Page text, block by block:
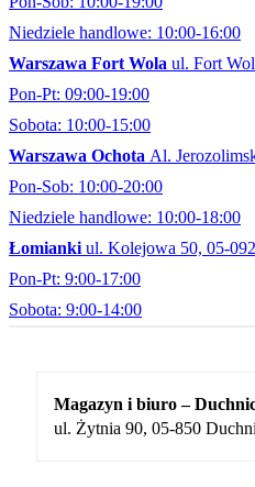
Niedziele handlowe: 10:00-16:00
Warszawa Fort Wola ul. Fort
Pon-Pt: 09:00-19:00
Sobota: 10:00-15:00
Warszawa Ochota Al.
Pon-Sob: 10:00-20:00
Niedziele handlowe: 10:00-18:00
Łomianki ul. Kolejowa 50, 05-
Pon-Pt: 9:00-17:00
Sobota: 9:00-14:00
Magazyn i biuro –
ul. Żytnia 90, 05-850